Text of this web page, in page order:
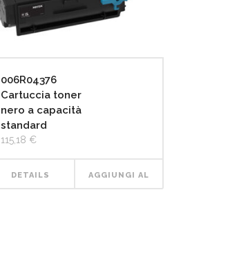
006R04376
Cartuccia toner
nero a capacità
standard
115,18 €
DETAILS AGGIUNGI AL